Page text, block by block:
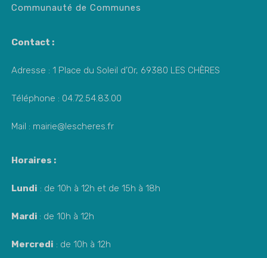
Communauté de Communes
Contact :
Adresse : 1 Place du Soleil d’Or, 69380 LES CHÈRES
Téléphone : 04.72.54.83.00
Mail : mairie@lescheres.fr
Horaires :
Lundi : de 10h à 12h et de 15h à 18h
Mardi : de 10h à 12h
Mercredi : de 10h à 12h